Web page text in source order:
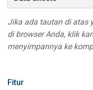
Jika ada tautan di atas
di browser Anda, klik
menyimpannya ke
Fitur